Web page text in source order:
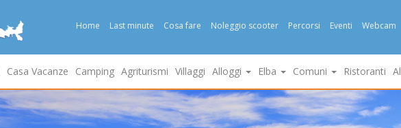
Home Last minute Cosa fare Noleggio scooter Percorsi Eventi Webcam
Casa Vacanze Camping Agriturismi Villaggi Alloggi Elba Comuni Ristoranti